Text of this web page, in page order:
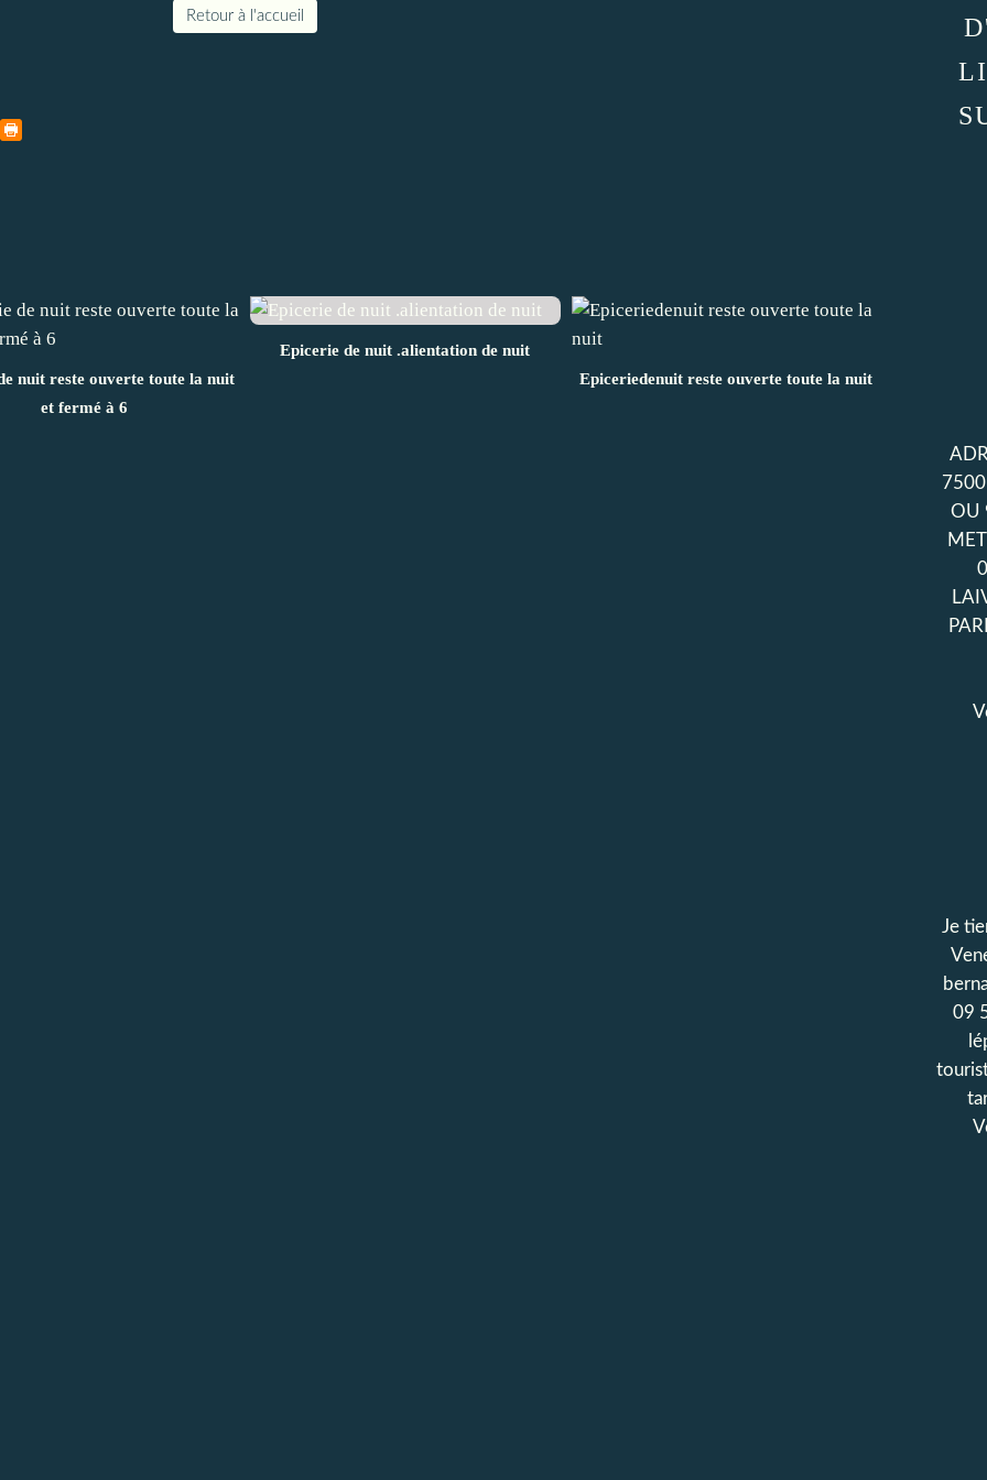
Retour à l'accueil
nuit reste ouverte toute la nuit
et fermé à 6
Epicerie de nuit .alientation de nuit
Epiceriedenuit reste ouverte toute la nuit
OU
Je
09